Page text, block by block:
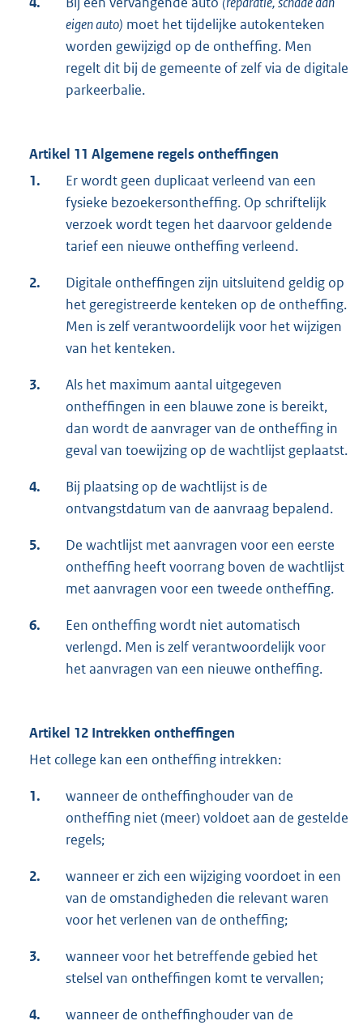
eigen auto) moet het tijdelijke autokenteken
worden gewijzigd op de ontheffing. Men
regelt dit bij de gemeente of zelf via de digitale
parkeerbalie.
Artikel 11 Algemene regels ontheffingen
1.
Er wordt geen duplicaat verleend van een
fysieke bezoekersontheffing. Op schriftelijk
verzoek wordt tegen het daarvoor geldende
tarief een nieuwe ontheffing verleend.
2.
Digitale ontheffingen zijn uitsluitend geldig op
het geregistreerde kenteken op de ontheffing.
Men is zelf verantwoordelijk voor het wijzigen
van het kenteken.
3.
Als het maximum aantal uitgegeven
ontheffingen in een blauwe zone is bereikt,
dan wordt de aanvrager van de ontheffing in
geval van toewijzing op de wachtlijst geplaatst.
4.
Bij plaatsing op de wachtlijst is de
ontvangstdatum van de aanvraag bepalend.
5.
De wachtlijst met aanvragen voor een eerste
ontheffing heeft voorrang boven de wachtlijst
met aanvragen voor een tweede ontheffing.
6.
Een ontheffing wordt niet automatisch
verlengd. Men is zelf verantwoordelijk voor
het aanvragen van een nieuwe ontheffing.
Artikel 12 Intrekken ontheffingen
Het college kan een ontheffing intrekken:
1.
wanneer de ontheffinghouder van de
ontheffing niet (meer) voldoet aan de gestelde
regels;
2.
wanneer er zich een wijziging voordoet in een
van de omstandigheden die relevant waren
voor het verlenen van de ontheffing;
3.
wanneer voor het betreffende gebied het
stelsel van ontheffingen komt te vervallen;
4.
wanneer de ontheffinghouder van de